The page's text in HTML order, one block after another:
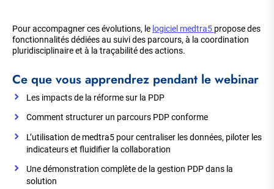
de
la
page
Pour accompagner ces évolutions, le logiciel medtra5 propose des
fonctionnalités dédiées au suivi des parcours, à la coordination
pluridisciplinaire et à la traçabilité des actions.
Ce que vous apprendrez pendant le webinar
Les impacts de la réforme sur la PDP
Comment structurer un parcours PDP conforme
L’utilisation de medtra5 pour centraliser les données, piloter les
indicateurs et fluidifier la collaboration
Une démonstration complète de la gestion PDP dans la
solution